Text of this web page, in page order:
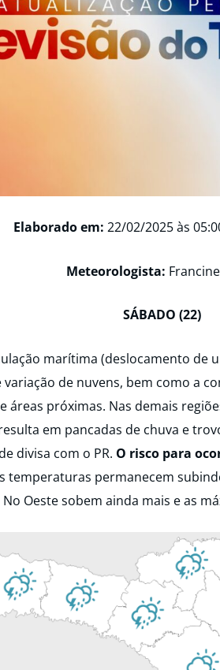
Elaborado em: 22/02/2025 às
Meteorologista:
SÁBADO (22)
marítima (deslocamento de
variação de nuvens, bem como a
áreas próximas. Nas demais
em pancadas de chuva e
divisa com o PR. O risco para
temperaturas permanecem
Oeste sobem ainda mais e as